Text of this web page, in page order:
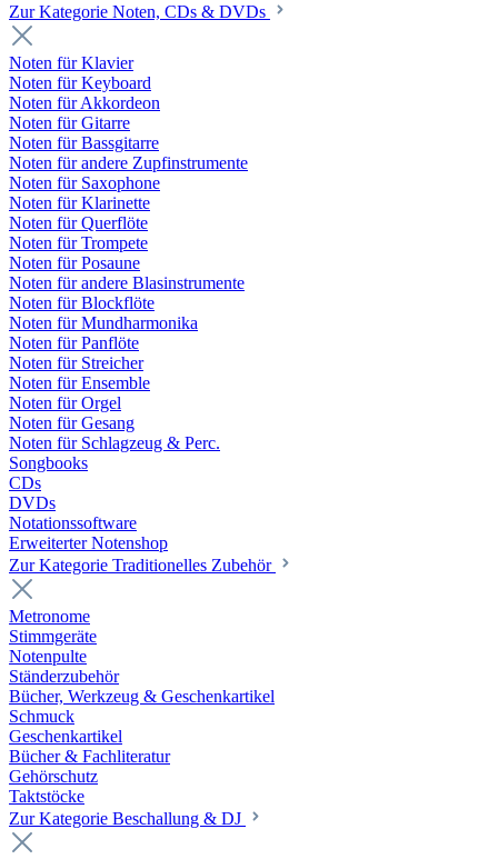
Zur Kategorie Noten, CDs & DVDs
Noten für Klavier
Noten für Keyboard
Noten für Akkordeon
Noten für Gitarre
Noten für Bassgitarre
Noten für andere Zupfinstrumente
Noten für Saxophone
Noten für Klarinette
Noten für Querflöte
Noten für Trompete
Noten für Posaune
Noten für andere Blasinstrumente
Noten für Blockflöte
Noten für Mundharmonika
Noten für Panflöte
Noten für Streicher
Noten für Ensemble
Noten für Orgel
Noten für Gesang
Noten für Schlagzeug & Perc.
Songbooks
CDs
DVDs
Notationssoftware
Erweiterter Notenshop
Zur Kategorie Traditionelles Zubehör
Metronome
Stimmgeräte
Notenpulte
Ständerzubehör
Bücher, Werkzeug & Geschenkartikel
Schmuck
Geschenkartikel
Bücher & Fachliteratur
Gehörschutz
Taktstöcke
Zur Kategorie Beschallung & DJ